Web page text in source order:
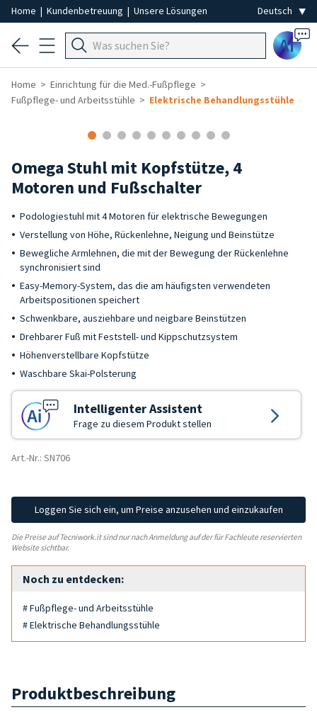
Home | Kundenbetreuung | Unsere Lösungen
Ai
Home
Einrichtung für die Med.-Fußpflege
Fußpflege- und Arbeitsstühle
Elektrische Behandlungsstühle
Omega Stuhl mit Kopfstütze, 4
Motoren und Fußschalter
Podologiestuhl mit 4 Motoren für elektrische Bewegungen
Verstellung von Höhe, Rückenlehne, Neigung und Beinstütze
Bewegliche Armlehnen, die mit der Bewegung der Rückenlehne
synchronisiert sind
Easy-Memory-System, das die am häufigsten verwendeten
Arbeitspositionen speichert
Schwenkbare, ausziehbare und neigbare Beinstützen
Drehbarer Fuß mit Feststell- und Kippschutzsystem
Höhenverstellbare Kopfstütze
Waschbare Skai-Polsterung
Intelligenter Assistent
Frage zu diesem Produkt stellen
Art.-Nr.: SN706
Loggen Sie sich ein, um Preise anzusehen und einzukaufen
Die Preise auf Tecniwork.it sind nur nach Anmeldung auf der für Fachleute reservierten
Website sichtbar.
Noch zu entdecken:
# Fußpflege- und Arbeitsstühle
# Elektrische Behandlungsstühle
Produktbeschreibung